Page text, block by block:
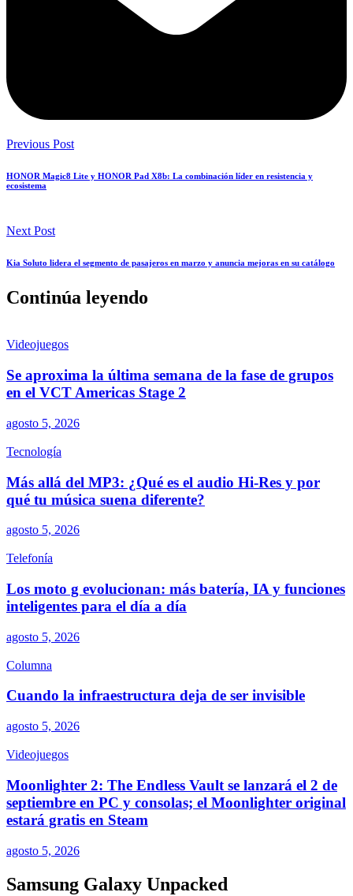
Previous Post
HONOR Magic8 Lite y HONOR Pad X8b: La combinación líder en resistencia y
ecosistema
Next Post
Kia Soluto lidera el segmento de pasajeros en marzo y anuncia mejoras en su catálogo
Continúa leyendo
Videojuegos
Se aproxima la última semana de la fase de grupos
en el VCT Americas Stage 2
agosto 5, 2026
Tecnología
Más allá del MP3: ¿Qué es el audio Hi-Res y por
qué tu música suena diferente?
agosto 5, 2026
Telefonía
Los moto g evolucionan: más batería, IA y funciones
inteligentes para el día a día
agosto 5, 2026
Columna
Cuando la infraestructura deja de ser invisible
agosto 5, 2026
Videojuegos
Moonlighter 2: The Endless Vault se lanzará el 2 de
septiembre en PC y consolas; el Moonlighter original
estará gratis en Steam
agosto 5, 2026
Samsung Galaxy Unpacked